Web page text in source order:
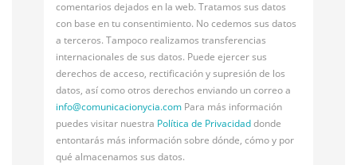
comentarios dejados en la web. Tratamos sus datos
con base en tu consentimiento. No cedemos sus datos
a terceros. Tampoco realizamos transferencias
internacionales de sus datos. Puede ejercer sus
derechos de acceso, rectificación y supresión de los
datos, así como otros derechos enviando un correo a
info@comunicacionycia.com Para más información
puedes visitar nuestra Política de Privacidaddonde
entontarás más información sobre dónde, cómo y por
qué almacenamos sus datos.